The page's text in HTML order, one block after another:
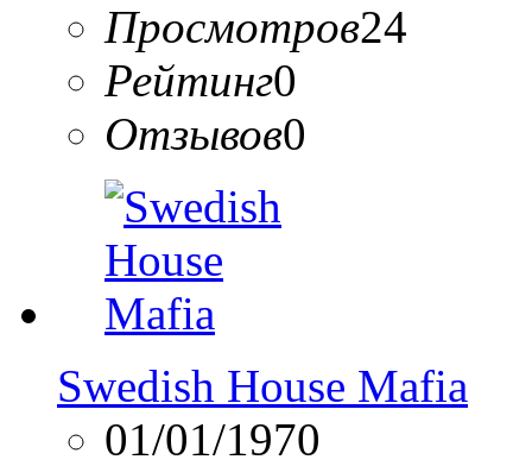
Просмотров24
Рейтинг0
Отзывов0
Swedish House Mafia
01/01/1970